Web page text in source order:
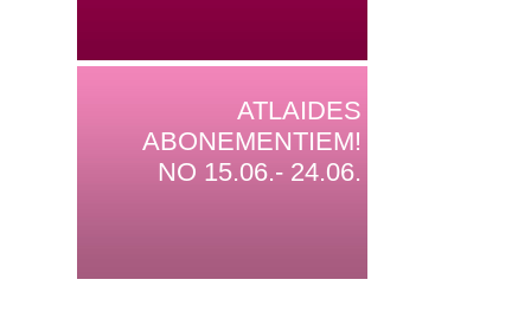
ATLAIDES
ABONEMENTIEM!
NO 15.06.- 24.06.